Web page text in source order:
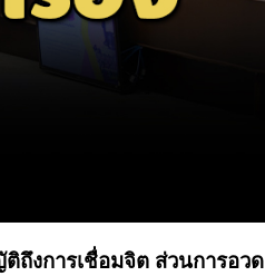
ถึงการเชื่อมจิต ส่วนการอวด